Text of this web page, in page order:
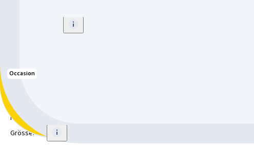
Occasion
Hardtail
Grösse:16"